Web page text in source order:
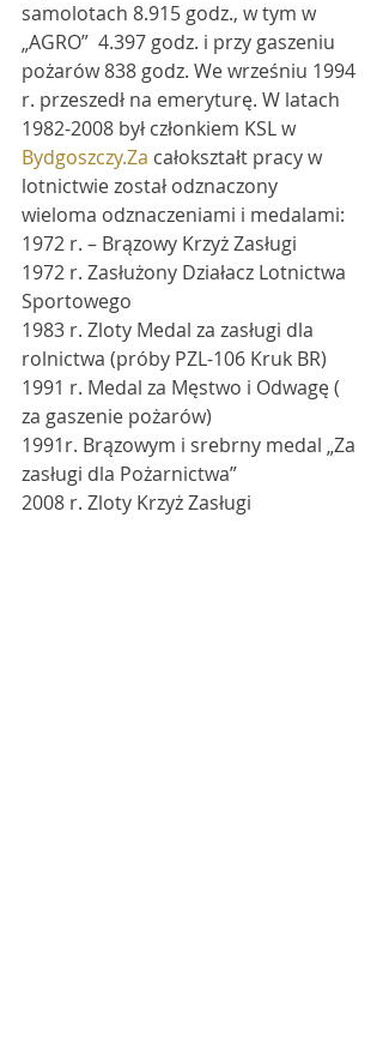
samolotach 8.915 godz., w tym w
„AGRO”  4.397 godz. i przy gaszeniu
pożarów 838 godz. We wrześniu 1994
r. przeszedł na emeryturę. W latach
1982-2008 był członkiem KSL w
Bydgoszczy.Za całokształt pracy w
lotnictwie został odznaczony
wieloma odznaczeniami i medalami:
1972 r. – Brązowy Krzyż Zasługi
1972 r. Zasłużony Działacz Lotnictwa
Sportowego
1983 r. Zloty Medal za zasługi dla
rolnictwa (próby PZL-106 Kruk BR)
1991 r. Medal za Męstwo i Odwagę (
za gaszenie pożarów)
1991r. Brązowym i srebrny medal „Za
zasługi dla Pożarnictwa”
2008 r. Zloty Krzyż Zasługi